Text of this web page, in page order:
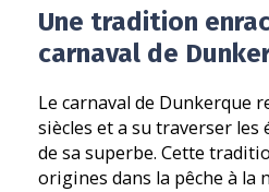
Une tradition
carnaval de
Le carnaval de Dunkerque
siècles et a su traverser les
de sa superbe. Cette
origines dans la pêche à la